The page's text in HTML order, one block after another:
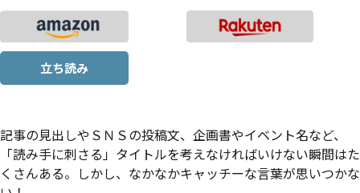
立ち読み
記事の見出しやＳＮＳの投稿文、企画書やイベント名など、
「読み手に刺さる」タイトルを考えなければいけない瞬間はた
くさんある。しかし、なかなかキャッチーな言葉が思いつかな